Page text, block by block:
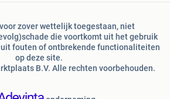
zover wettelijk toegestaan, niet
die voortkomt uit het gebruik
uit fouten of ontbrekende functionaliteiten
op deze site.
B.V. Alle rechten voorbehouden.